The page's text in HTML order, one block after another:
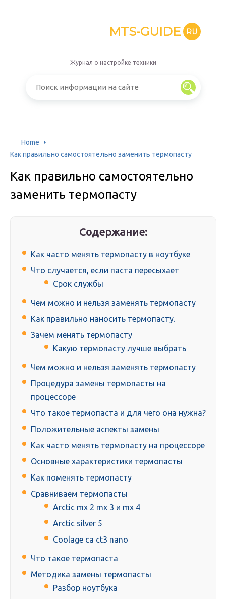
MTS-GUIDE RU
Журнал о настройке техники
Home
Как правильно самостоятельно заменить термопасту
Как правильно самостоятельно
заменить термопасту
Содержание:
Как часто менять термопасту в ноутбуке
Что случается, если паста пересыхает
Срок службы
Чем можно и нельзя заменять термопасту
Как правильно наносить термопасту.
Зачем менять термопасту
Какую термопасту лучше выбрать
Чем можно и нельзя заменять термопасту
Процедура замены термопасты на
процессоре
Что такое термопаста и для чего она нужна?
Положительные аспекты замены
Как часто менять термопасту на процессоре
Основные характеристики термопасты
Как поменять термопасту
Сравниваем термопасты
Arctic mx 2 mx 3 и mx 4
Arctic silver 5
Coolage ca ct3 nano
Что такое термопаста
Методика замены термопасты
Разбор ноутбука